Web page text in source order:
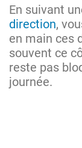
En suivant
direction,
en main ces
souvent ce
reste pas
journée.